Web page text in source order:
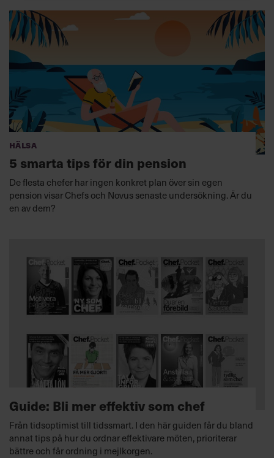
Hälsa
5 smarta tips för din pension
De flesta chefer har ingen konkret plan över sin egen
pension visar Chefs och Novus senaste undersökning. Är du
en av dem?
Guide: Bli mer effektiv som chef
Från tidsoptimist till tidssmart. I den här guiden får du bland
annat tips på hur du ordnar effektivare möten, prioriterar
bättre och får ordning i mejlkorgen.